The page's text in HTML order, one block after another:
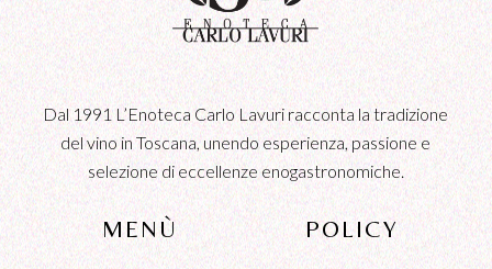
Dal 1991 L’Enoteca Carlo Lavuri racconta la tradizione
del vino in Toscana, unendo esperienza, passione e
selezione di eccellenze enogastronomiche.
MENÙ POLICY